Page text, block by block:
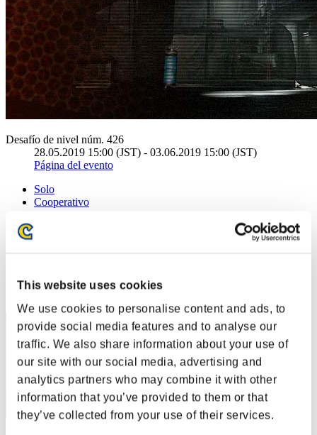
This website uses cookies
We use cookies to personalise content and ads, to
provide social media features and to analyse our
traffic. We also share information about your use of
our site with our social media, advertising and
analytics partners who may combine it with other
information that you’ve provided to them or that
they’ve collected from your use of their services.
Desafío de nivel núm. 426
28.05.2019 15:00 (JST) - 03.06.2019 15:00 (JST)
Página del evento
Solo
Cooperativo
(Los rankings se actualizan cada 6 horas.)
Rankings
Posición
11